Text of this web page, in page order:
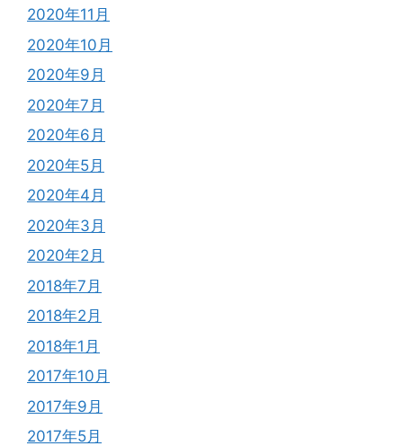
2020年11月
2020年10月
2020年9月
2020年7月
2020年6月
2020年5月
2020年4月
2020年3月
2020年2月
2018年7月
2018年2月
2018年1月
2017年10月
2017年9月
2017年5月